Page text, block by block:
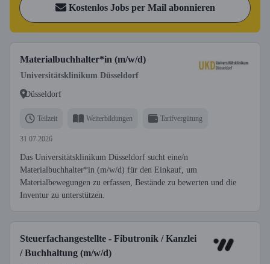
Kostenlos Jobs per Mail abonnieren
Materialbuchhalter*in (m/w/d)
Universitätsklinikum Düsseldorf
Düsseldorf
Teilzeit Weiterbildungen Tarifvergütung
31.07.2026
Das Universitätsklinikum Düsseldorf sucht eine/n
Materialbuchhalter*in (m/w/d) für den Einkauf, um
Materialbewegungen zu erfassen, Bestände zu bewerten und die
Inventur zu unterstützen.
Steuerfachangestellte - Fibutronik / Kanzlei
/ Buchhaltung (m/w/d)